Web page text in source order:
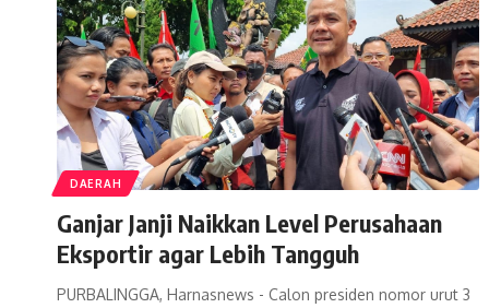
DAERAH
Ganjar Janji Naikkan Level Perusahaan
Eksportir agar Lebih Tangguh
PURBALINGGA, Harnasnews - Calon presiden nomor urut 3